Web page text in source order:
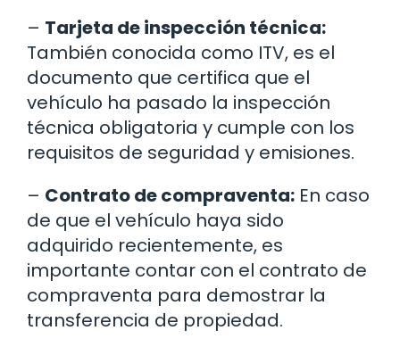
– Tarjeta de inspección técnica:
También conocida como ITV, es el
documento que certifica que el
vehículo ha pasado la inspección
técnica obligatoria y cumple con los
requisitos de seguridad y emisiones.
– Contrato de compraventa: En caso
de que el vehículo haya sido
adquirido recientemente, es
importante contar con el contrato de
compraventa para demostrar la
transferencia de propiedad.